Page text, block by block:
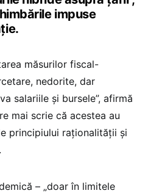
impuse
măsurilor fiscal-
nedorite, dar
salariile și bursele”, afirmă
mai scrie că acestea au
principiului raționalității și
– „doar în limitele